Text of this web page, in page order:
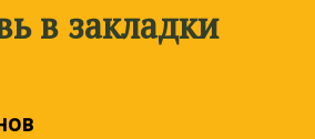
в закладки